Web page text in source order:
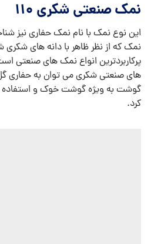
نمک صنعتی شکری 110
این نوع نمک با نام نمک حفاری نیز
نمک که از نظر ظاهر با دانه های شکری
پرکاربردترین انواع نمک های صنعتی
های صنعتی شکری می توان به حفاری
گوشت به ویژه گوشت خوک و استفاده از
کرد.